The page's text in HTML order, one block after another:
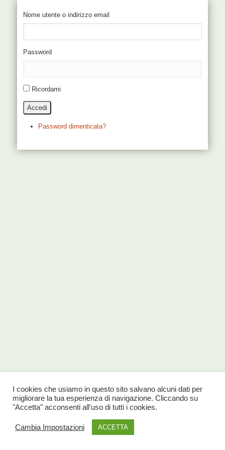
Nome utente o indirizzo email
Password
Ricordami
Accedi
Password dimenticata?
I cookies che usiamo in questo sito salvano alcuni dati per
migliorare la tua esperienza di navigazione. Cliccando su
"Accetta" acconsenti all'uso di tutti i cookies.
Cambia Impostazioni ACCETTA